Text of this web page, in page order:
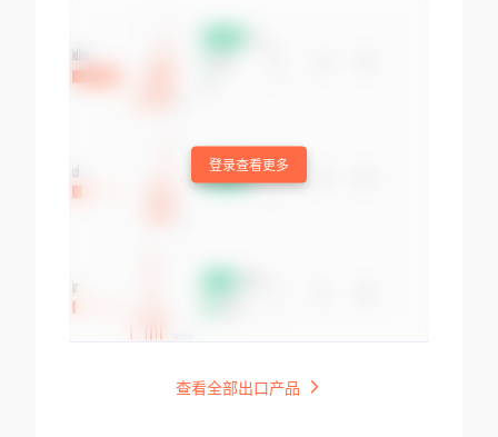
登录查看更多
查看全部出口产品